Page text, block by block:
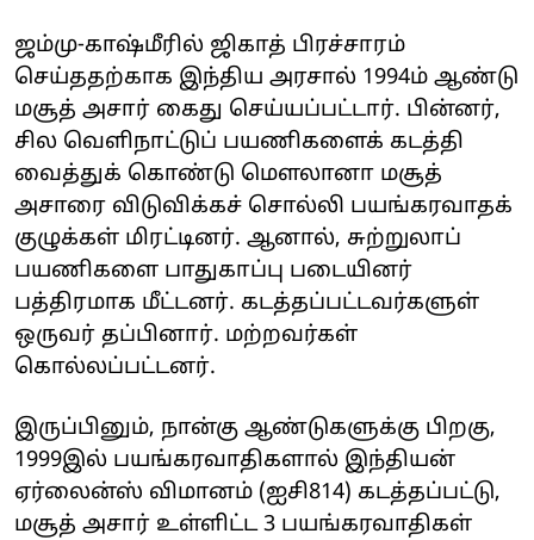
ஜம்மு-காஷ்மீரில் ஜிகாத் பிரச்சாரம்
செய்ததற்காக இந்திய அரசால் 1994ம் ஆண்டு
மசூத் அசார் கைது செய்யப்பட்டார். பின்னர்,
சில வெளிநாட்டுப் பயணிகளைக் கடத்தி
வைத்துக் கொண்டு மெளலானா மசூத்
அசாரை விடுவிக்கச் சொல்லி பயங்கரவாதக்
குழுக்கள் மிரட்டினர். ஆனால், சுற்றுலாப்
பயணிகளை பாதுகாப்பு படையினர்
பத்திரமாக மீட்டனர். கடத்தப்பட்டவர்களுள்
ஒருவர் தப்பினார். மற்றவர்கள்
கொல்லப்பட்டனர்.
இருப்பினும், நான்கு ஆண்டுகளுக்கு பிறகு,
1999இல் பயங்கரவாதிகளால் இந்தியன்
ஏர்லைன்ஸ் விமானம் (ஐசி814) கடத்தப்பட்டு,
மசூத் அசார் உள்ளிட்ட 3 பயங்கரவாதிகள்